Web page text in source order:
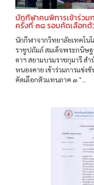
นักกีฬาคนพิการเข้าร่ว
ครั้งที่ ๓๘ รอบคัดเลือก
นักกีฬาจากวิทยาลัยเทคโน
ราชูปถัมภ์ สมเด็จพระกนิษ
ดาฯ สยามบรมราชกุมารี ส
หนองคาย เข้าร่วมการแข่
คัดเลือกตัวแทนภาค ๓ "...